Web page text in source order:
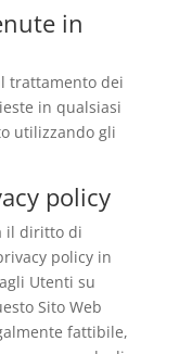
in
trattamento dei
in qualsiasi
utilizzando gli
policy
il diritto di
policy in
Utenti su
Sito Web
fattibile,